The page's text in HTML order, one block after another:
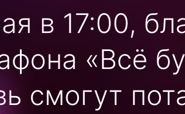
в 17:00,
«Всё
смогут